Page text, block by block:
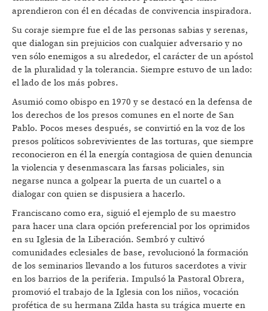
aprendieron con él en décadas de convivencia inspiradora.
Su coraje siempre fue el de las personas sabias y serenas,
que dialogan sin prejuicios con cualquier adversario y no
ven sólo enemigos a su alrededor, el carácter de un apóstol
de la pluralidad y la tolerancia. Siempre estuvo de un lado:
el lado de los más pobres.
Asumió como obispo en 1970 y se destacó en la defensa de
los derechos de los presos comunes en el norte de San
Pablo. Pocos meses después, se convirtió en la voz de los
presos políticos sobrevivientes de las torturas, que siempre
reconocieron en él la energía contagiosa de quien denuncia
la violencia y desenmascara las farsas policiales, sin
negarse nunca a golpear la puerta de un cuartel o a
dialogar con quien se dispusiera a hacerlo.
Franciscano como era, siguió el ejemplo de su maestro
para hacer una clara opción preferencial por los oprimidos
en su Iglesia de la Liberación. Sembró y cultivó
comunidades eclesiales de base, revolucionó la formación
de los seminarios llevando a los futuros sacerdotes a vivir
en los barrios de la periferia. Impulsó la Pastoral Obrera,
promovió el trabajo de la Iglesia con los niños, vocación
profética de su hermana Zilda hasta su trágica muerte en